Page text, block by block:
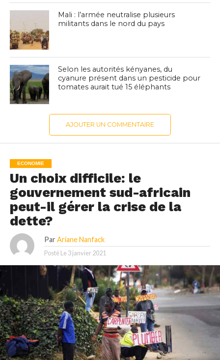
Mali : l’armée neutralise plusieurs
militants dans le nord du pays
Selon les autorités kényanes, du
cyanure présent dans un pesticide pour
tomates aurait tué 15 éléphants
AJOUTER UN COMMENTAIRE
ECONOMIE
Un choix difficile: le
gouvernement sud-africain
peut-il gérer la crise de la
dette?
Par Ariane Nanfack
Posté Le 3 janvier 2021